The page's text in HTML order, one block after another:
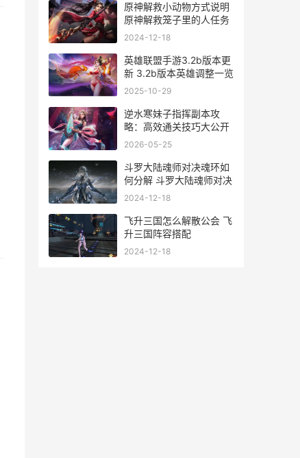
原神解救小动物方式说明
原神解救笼子里的人任务
2024-12-18
英雄联盟手游3.2b版本更
新 3.2b版本英雄调整一览
2025-10-29
逆水寒妹子指挥副本攻
略：高效通关技巧大公开
2026-05-25
斗罗大陆魂师对决魂环如
何分解 斗罗大陆魂师对决
2024-12-18
飞升三国怎么解散公会 飞
升三国阵容搭配
2024-12-18